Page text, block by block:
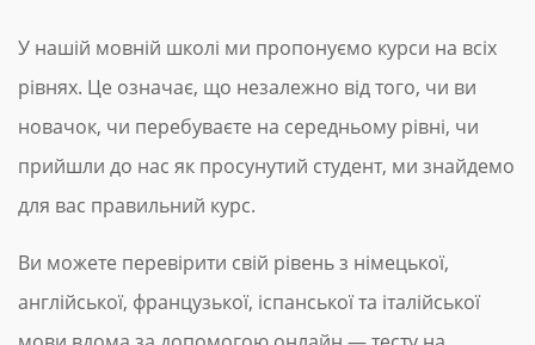
У нашій мовній школі ми пропонуємо курси на всіх
рівнях. Це означає, що незалежно від того, чи ви
новачок, чи перебуваєте на середньому рівні, чи
прийшли до нас як просунутий студент, ми знайдемо
для вас правильний курс.
Ви можете перевірити свій рівень з німецької,
англійської, французької, іспанської та італійської